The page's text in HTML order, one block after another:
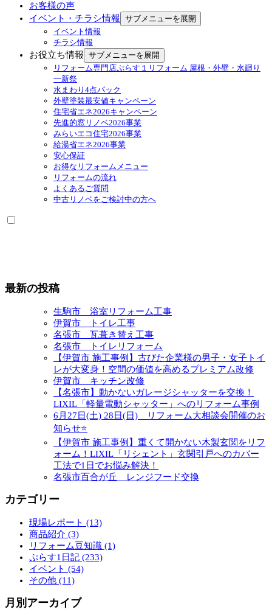
お客様の声
イベント・チラシ情報 サブメニューを展開
イベント情報
チラシ情報
お役立ち情報 サブメニューを展開
リフォーム専門店ぷらす１リフォーム 屋根・外壁・水廻り
一新祭
水まわり4点パック
外壁塗装最安値キャンペーン
住宅省エネ2026キャンペーン
先進的窓リノベ2026事業
みらいエコ住宅2026事業
給湯省エネ2026事業
安心保証
お得なリフォームメニュー
リフォームの流れ
よくあるご質問
中古リノベをご検討中の方へ
最新の投稿
生駒市 浴室リフォーム工事
伊賀市 トイレ工事
名張市 瓦葺き替え工事
名張市 トイレリフォーム
【伊賀市 施工事例】古びた企業様の男子・女子トイ
レが大変身！空間の価値を高めるプレミアム改修
伊賀市 キッチン改修
【名張市】動かないガレージシャッターを交換！
LIXIL「軽量電動シャッター」へのリフォーム事例
6月27日(土) 28日(日) リフォーム大相談会開催のお
知らせ⭐
【伊賀市 施工事例】重くて開かない木製玄関をリフ
ォーム！LIXIL「リシェント」玄関引戸へのカバー
工法で1日でお悩み解決！
名張市百合が丘 レンジフード交換
カテゴリー
現場レポート (13)
商品紹介 (3)
リフォーム豆知識 (1)
ぷらす1日記 (233)
イベント (54)
その他 (11)
月別アーカイブ